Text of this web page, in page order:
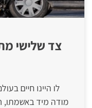
צד שלישי
לו היינו חיים
מודה מיד באשמתו,